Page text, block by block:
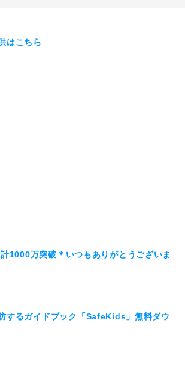
はこちら
1000万突破＊いつもありがとうございま
するガイドブック「SafeKids」無料ダウ